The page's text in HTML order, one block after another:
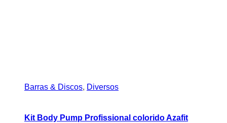
Barras & Discos, Diversos
Kit Body Pump Profissional colorido Azafit